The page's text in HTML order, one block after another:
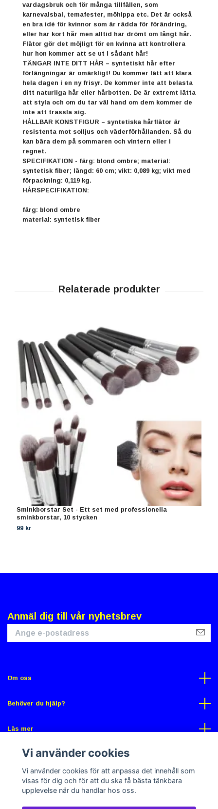
vardagsbruk och för många tillfällen, som
karnevalsbal, temafester, möhippa etc. Det är också
en bra idé för kvinnor som är rädda för förändring,
eller har kort hår men alltid har drömt om långt hår.
Flätor gör det möjligt för en kvinna att kontrollera
hur hon kommer att se ut i sådant hår!
TÄNGAR INTE DITT HÅR – syntetiskt hår efter
förlängningar är omärkligt! Du kommer lätt att klara
hela dagen i en ny frisyr. De kommer inte att belasta
ditt naturliga hår eller hårbotten. De är extremt lätta
att styla och om du tar väl hand om dem kommer de
inte att trassla sig.
HÅLLBAR KONSTFIGUR – syntetiska hårflätor är
resistenta mot solljus och väderförhållanden. Så du
kan bära dem på sommaren och vintern eller i
regnet.
SPECIFIKATION - färg: blond ombre; material:
syntetisk fiber; längd: 60 cm; vikt: 0,089 kg; vikt med
förpackning: 0,119 kg.
HÅRSPECIFIKATION:
färg: blond ombre
material: syntetisk fiber
Sminkborstar Set - Ett set med professionella
sminkborstar, 10 stycken
99 kr
Anmäl dig till vår nyhetsbrev
Om oss
Behöver du hjälp?
Läs mer
Sociala medier
Vi använder cookies
Vi använder cookies för att anpassa det innehåll som
visas för dig och för att du ska få bästa tänkbara
upplevelse när du handlar hos oss.